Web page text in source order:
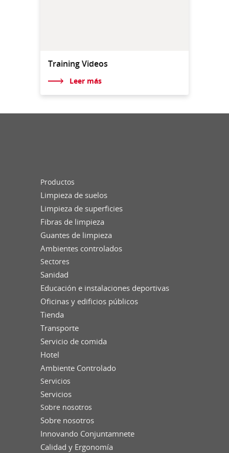
Training Videos
Leer más
Productos
Limpieza de suelos
Limpieza de superficies
Fibras de limpieza
Guantes de limpieza
Ambientes controlados
Sectores
Sanidad
Educación e instalaciones deportivas
Oficinas y edificios públicos
Tienda
Transporte
Servicio de comida
Hotel
Ambiente Controlado
Servicios
Servicios
Sobre nosotros
Sobre nosotros
Innovando Conjuntamnete
Calidad y Ergonomía